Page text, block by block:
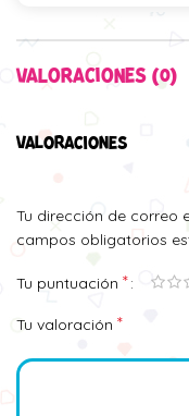
VALORACIONES (0)
VALORACIONES
Tu dirección de correo
campos obligatorios
Tu puntuación *
Tu valoración *